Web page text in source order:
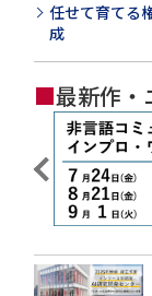
任せて育てる
成
■最新作・